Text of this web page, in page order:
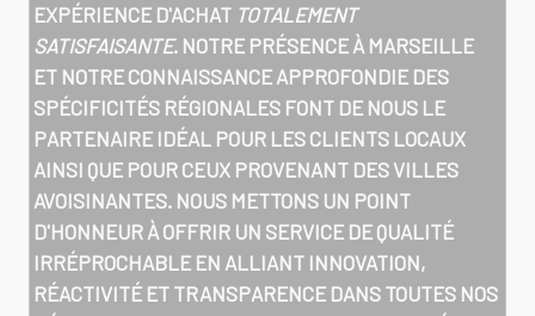
EXPÉRIENCE D'ACHAT TOTALEMENT
SATISFAISANTE. NOTRE PRÉSENCE À MARSEILLE
ET NOTRE CONNAISSANCE APPROFONDIE DES
SPÉCIFICITÉS RÉGIONALES FONT DE NOUS LE
PARTENAIRE IDÉAL POUR LES CLIENTS LOCAUX
AINSI QUE POUR CEUX PROVENANT DES VILLES
AVOISINANTES. NOUS METTONS UN POINT
D'HONNEUR À OFFRIR UN SERVICE DE QUALITÉ
IRRÉPROCHABLE EN ALLIANT INNOVATION,
RÉACTIVITÉ ET TRANSPARENCE DANS TOUTES NOS